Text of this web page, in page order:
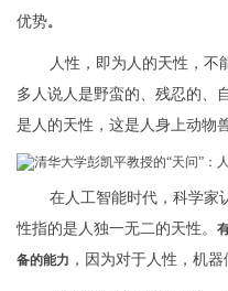
优势。
人性，即为人的天性，不
多人说人是野蛮的、残忍的
是人的天性，这是人身上动物
在人工智能时代，科学家
性指的是人独一无二的天性。
备的能力 ，因为对于人性，机